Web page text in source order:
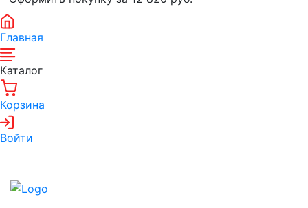
Главная
Каталог
Корзина
Войти